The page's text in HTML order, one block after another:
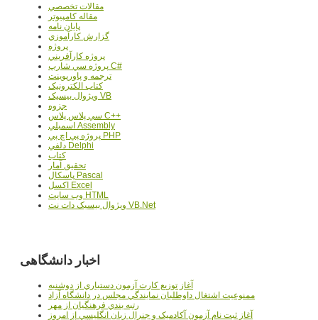
مقالات تخصصي
مقاله کامپیوتر
پایان نامه
گزارش کارآموزي
پروژه
پروژه کارآفريني
پروژه سي شارپ C#
ترجمه و پاورپوينت
کتاب الکترونيک
ويژوال بيسيک VB
جزوه
سي پلاس پلاس C++
اسمبلي Assembly
پروژه پي اچ پي PHP
دلفي Delphi
کتاب
تحقيق آمار
پاسکال Pascal
اکسل Excel
وب سايت HTML
ويژوال بيسيک دات نت VB.Net
اخبار دانشگاهی
آغاز توزيع کارت آزمون دستياري از دوشنبه
ممنوعيت اشتغال داوطلبان نمايندگي مجلس در دانشگاه آزاد
رتبه بندي فرهنگيان از مهر
آغاز ثبت نام آزمون آکادميک و جنرال زبان انگليسي از امروز